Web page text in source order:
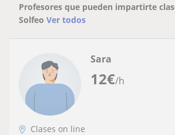
Profesores que pueden impartirte
Solfeo Ver todos
12€/h
Sara
Clases on line